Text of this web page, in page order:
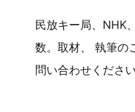
民放キー局、NHK
数。取材、 執筆の
問い合わせください